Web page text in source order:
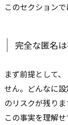
このセクションで
完全な匿名
まず前提として
せん。どんなに
のリスクが残りま
この事実を理解